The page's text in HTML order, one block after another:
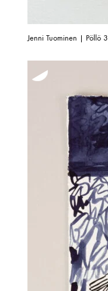
Jenni Tuominen | Pöllö 3